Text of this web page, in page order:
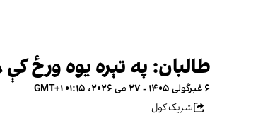
طالبان: په تېره یوه ورځ کې ۸۶۸ کډوالې کورنۍ افغانستان ته راستنې شوي
۶ غبرگولی ۱۴۰۵ - ۲۷ می ۲۰۲۶، ۰۱:۱۵ GMT+۱
شریک کول